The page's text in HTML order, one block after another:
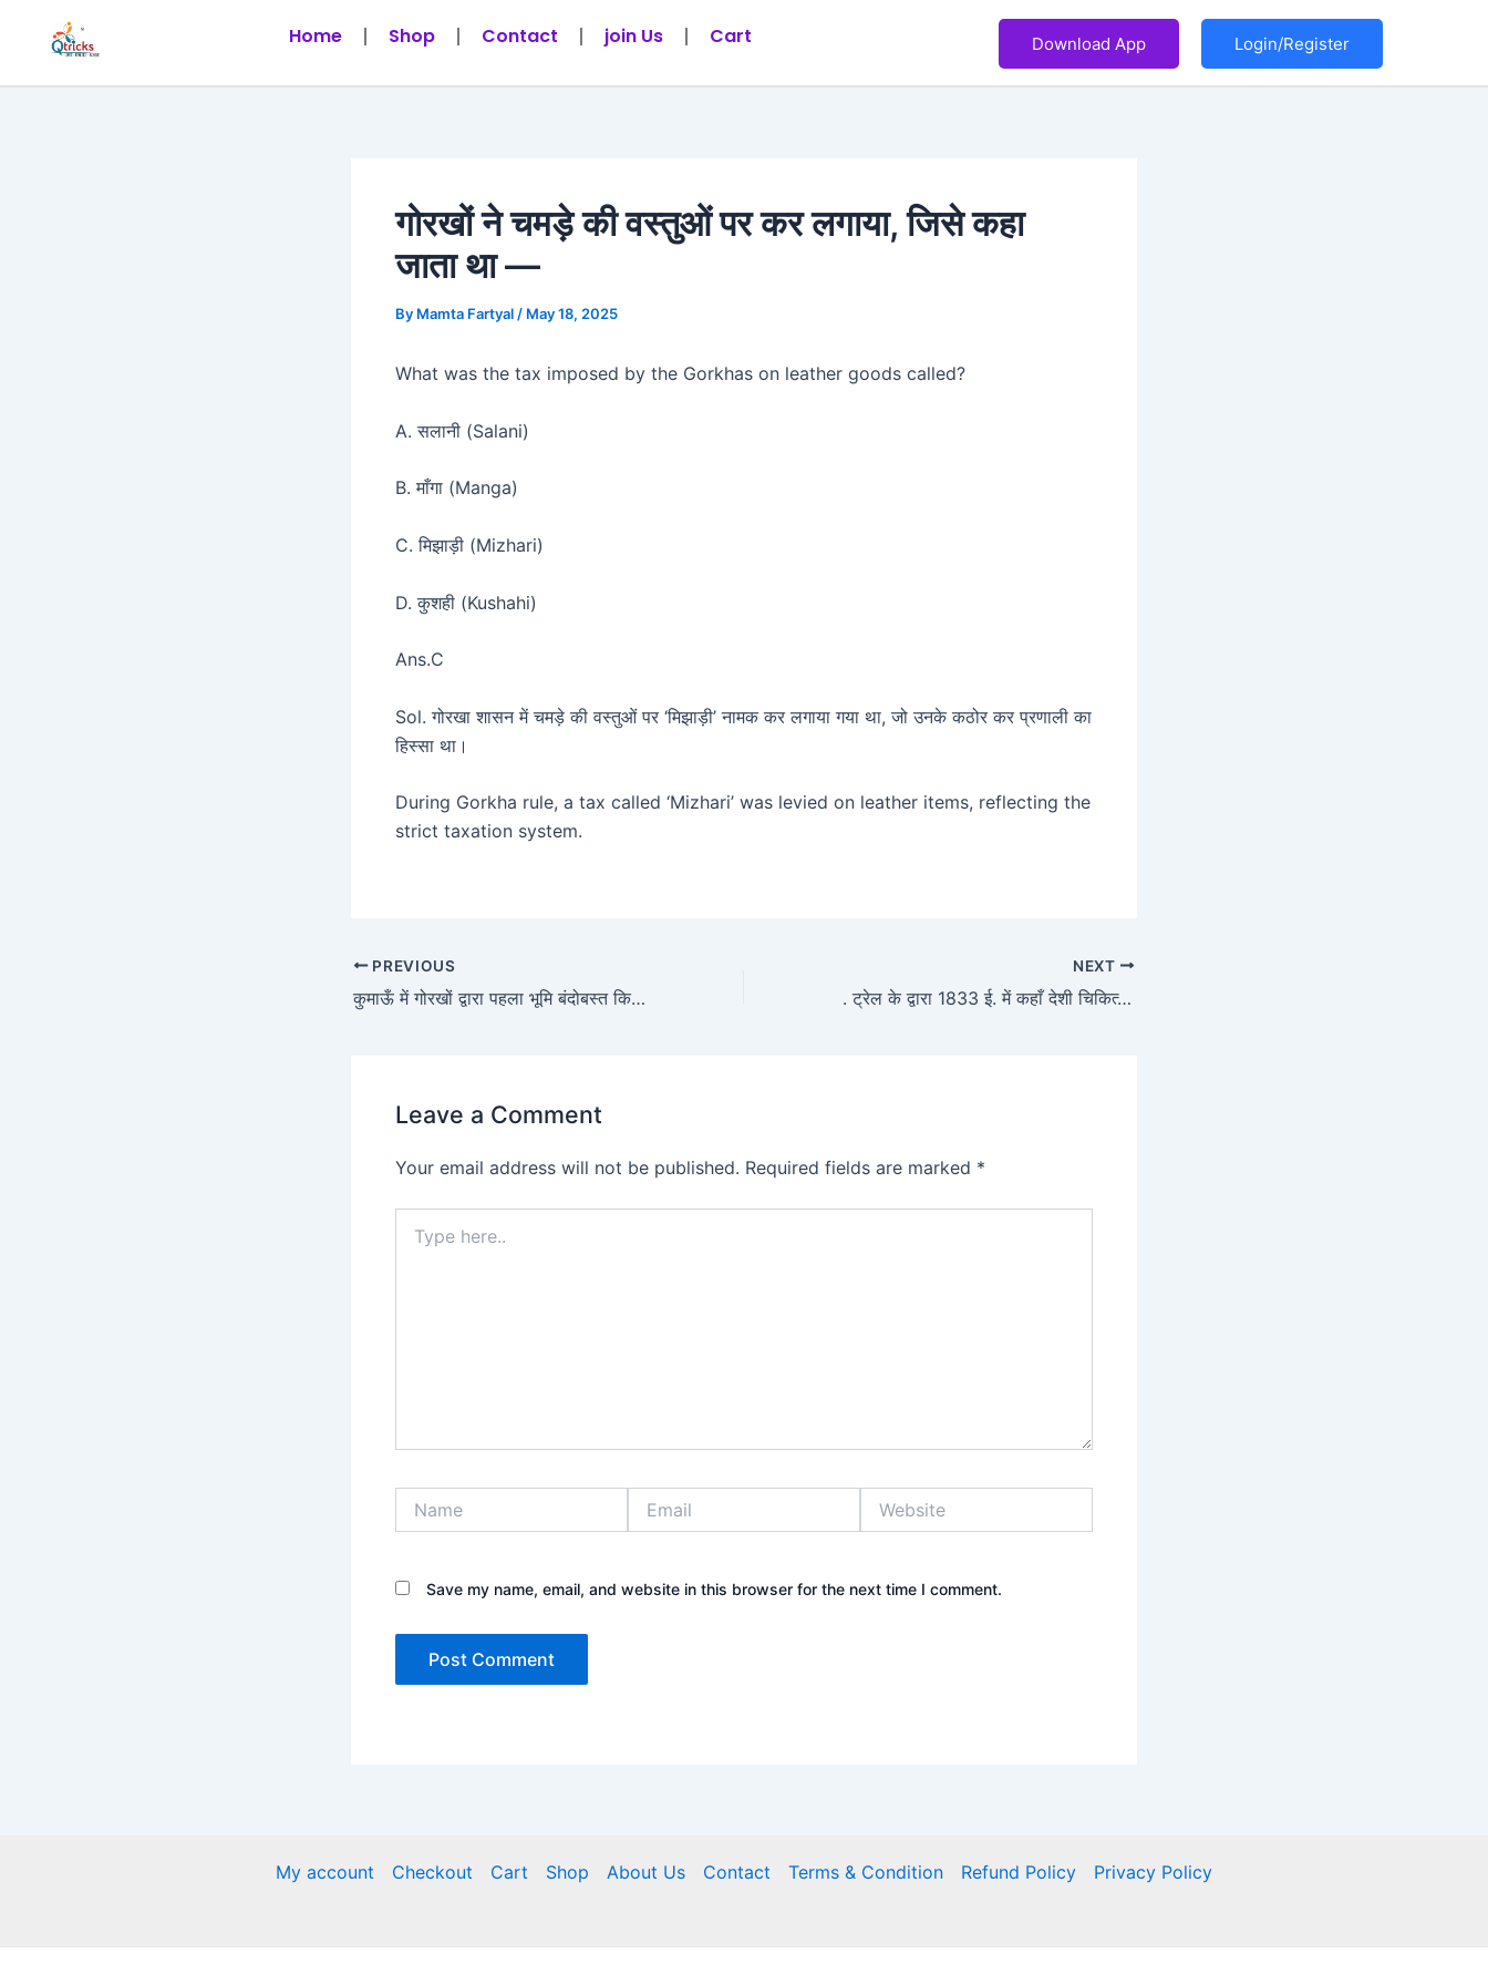
Home Shop Contact join Us Cart Download App Login/Register
गोरखों ने चमड़े की वस्तुओं पर कर लगाया, जिसे कहा
जाता था —
By Mamta Fartyal / May 18, 2025
What was the tax imposed by the Gorkhas on leather goods called?
A. सलानी (Salani)
B. माँगा (Manga)
C. मिझाड़ी (Mizhari)
D. कुशही (Kushahi)
Ans.C
Sol. गोरखा शासन में चमड़े की वस्तुओं पर ‘मिझाड़ी’ नामक कर लगाया गया था, जो उनके कठोर कर प्रणाली का
हिस्सा था।
During Gorkha rule, a tax called ‘Mizhari’ was levied on leather items, reflecting the
strict taxation system.
navigation
PREVIOUS
कुमाऊँ में गोरखों द्वारा पहला भूमि बंदोबस्त किसके नेतृत्व में प्रारम्भ किया गया था?
NEXT
. ट्रेल के द्वारा 1833 ई. में कहाँ देशी चिकित्सकों की नियुक्ति हुई?
Leave a Comment
Your email address will not be published. Required fields are marked *
here..
Save my name, email, and website in this browser for the next time I comment.
My account Checkout Cart Shop About Us Contact Terms & Condition Refund Policy Privacy Policy